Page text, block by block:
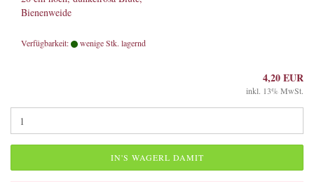
Bienenweide
Verfügbarkeit: wenige Stk. lagernd
4,20 EUR
inkl. 13% MwSt.
IN'S WAGERL DAMIT